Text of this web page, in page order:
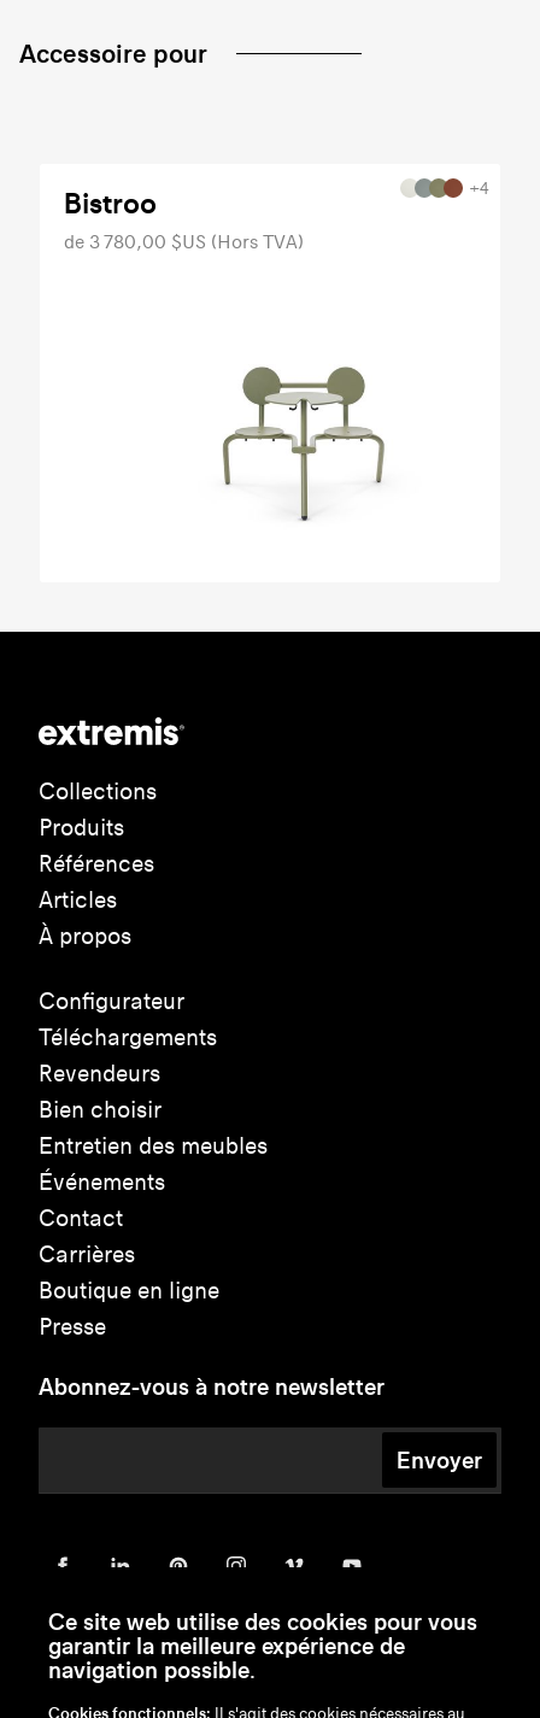
Accessoire pour
+4
Bistroo
de 3 780,00 $US (Hors TVA)
Collections
Produits
Références
Articles
À propos
Configurateur
Téléchargements
Revendeurs
Bien choisir
Entretien des meubles
Événements
Contact
Carrières
Boutique en ligne
Presse
Abonnez-vous à notre newsletter
Envoyer
Ce site web utilise des cookies pour vous
garantir la meilleure expérience de
navigation possible.
Cookies fonctionnels: Il s'agit des cookies nécessaires au